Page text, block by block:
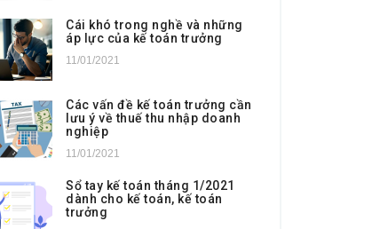
Cái khó trong nghề và những
áp lực của kế toán trưởng
11/01/2021
Các vấn đề kế toán trưởng cần
lưu ý về thuế thu nhập doanh
nghiệp
11/01/2021
Sổ tay kế toán tháng 1/2021
dành cho kế toán, kế toán
trưởng